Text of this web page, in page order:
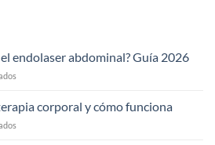
endolaser abdominal? Guía 2026
cuesta
el
endolaser
corporal y cómo funciona